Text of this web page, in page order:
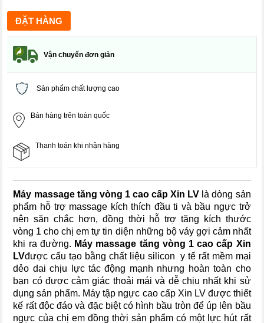
Vận chuyển đơn giản
Sản phẩm chất lượng cao
Bán hàng trên toàn quốc
Thanh toán khi nhận hàng
Máy massage tăng vòng 1 cao cấp Xin LV là dòng sản
phẩm hỗ trợ massage kích thích đầu ti và bầu ngực trở
nên săn chắc hơn, đồng thời hỗ trợ tăng kích thước
vòng 1 cho chị em tự tin diện những bộ váy gợi cảm nhất
khi ra đường. Máy massage tăng vòng 1 cao cấp Xin
LVđược cấu tạo bằng chất liệu silicon y tế rất mềm mại
dẻo dai chịu lực tác động mạnh nhưng hoàn toàn cho
bạn có được cảm giác thoải mái và dễ chịu nhất khi sử
dụng sản phẩm. Máy tập ngực cao cấp Xin LV được thiết
kế rất độc đáo và đặc biệt có hình bầu tròn để úp lên bầu
ngực của chị em đồng thời sản phẩm có một lực hút rất